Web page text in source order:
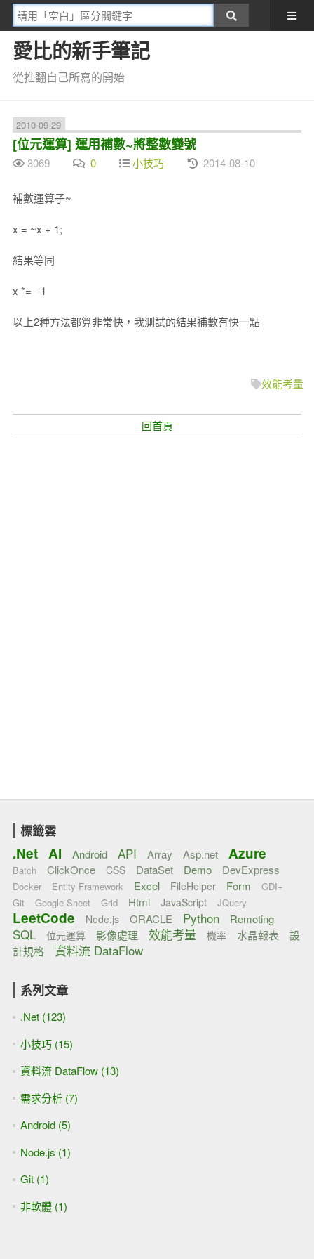
愛比的新手筆記
從推翻自己所寫的開始
2010-09-29
[位元運算] 運用補數~將整數變號
3069 0 小技巧 2014-08-10
補數運算子~
x = ~x + 1;
結果等同
x *= -1
以上2種方法都算非常快，我測試的結果補數有快一點
效能考量
回首頁
標籤雲
.Net AI Android API Array Asp.net Azure
Batch ClickOnce CSS DataSet Demo DevExpress
Docker Entity Framework Excel FileHelper Form
GDI+
Git
Google Sheet Grid Html JavaScript JQuery
LeetCode Node.js ORACLE Python Remoting
SQL 位元運算 影像處理 效能考量 機率 水晶報表
設
計規格
資料流 DataFlow
系列文章
.Net (123)
小技巧 (15)
資料流 DataFlow (13)
需求分析 (7)
Android (5)
Node.js (1)
Git (1)
非軟體 (1)